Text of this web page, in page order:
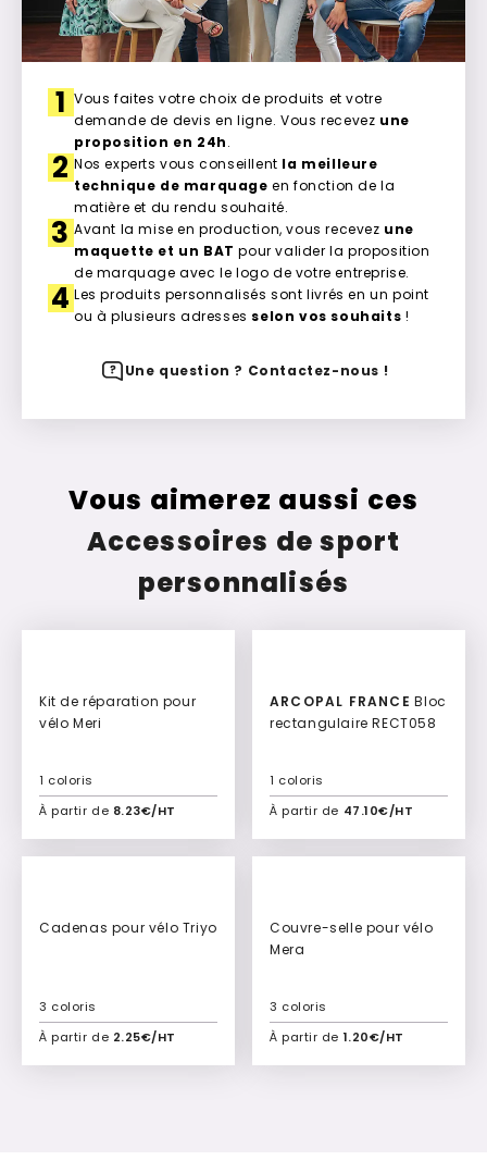
1 Vous faites votre choix de produits et votre
demande de devis en ligne. Vous recevez une
proposition en 24h.
2 Nos experts vous conseillent la meilleure
technique de marquage en fonction de la
matière et du rendu souhaité.
3 Avant la mise en production, vous recevez une
maquette et un BAT pour valider la proposition
de marquage avec le logo de votre entreprise.
4 Les produits personnalisés sont livrés en un point
ou à plusieurs adresses selon vos souhaits !
Une question ? Contactez-nous !
Vous aimerez aussi ces
Accessoires de sport
personnalisés
Kit de réparation pour
vélo Meri
À partir de 8.23€/HT
1 coloris
Ajouter à mon devis
ARCOPAL FRANCE Bloc
rectangulaire RECT058
À partir de 47.10€/HT
1 coloris
Ajouter à mon devis
Cadenas pour vélo Triyo
À partir de 2.25€/HT
3 coloris
Ajouter à mon devis
Couvre-selle pour vélo
Mera
À partir de 1.20€/HT
3 coloris
Ajouter à mon devis